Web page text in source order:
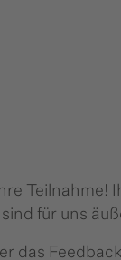
Teilnahme!
für uns
das